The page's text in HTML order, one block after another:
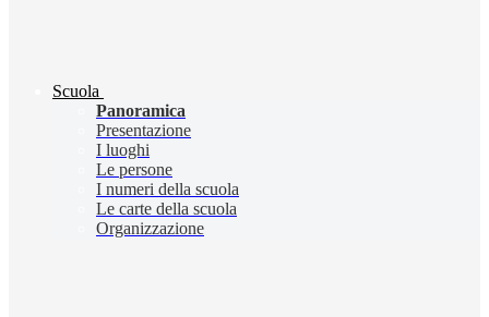
Scuola
Panoramica
Presentazione
I luoghi
Le persone
I numeri della scuola
Le carte della scuola
Organizzazione